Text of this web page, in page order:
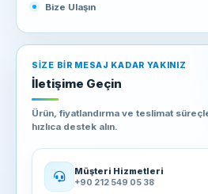
Bize Ulaşın
SIZE BIR MESAJ KADAR YAKINIZ
İletişime Geçin
Ürün, fiyatlandırma ve teslimat
hızlıca destek alın.
Müşteri Hizmetleri
+90 212 549 05 38